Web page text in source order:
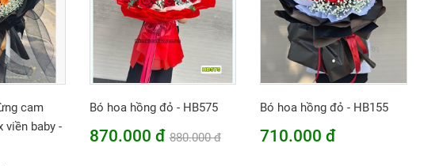
cam
viền baby -
Bó hoa hồng đỏ - HB575
870.000 đ 880.000 đ
Bó hoa hồng đỏ - HB155
710.000 đ